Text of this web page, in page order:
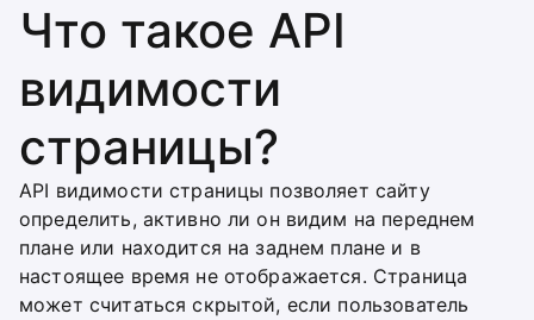
Что такое API
видимости
страницы?
API видимости страницы позволяет сайту
определить, активно ли он видим на переднем
плане или находится на заднем плане и в
настоящее время не отображается. Страница
может считаться скрытой, если пользователь